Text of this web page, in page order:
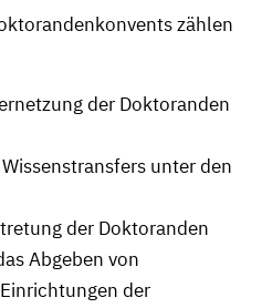
zählen
der Doktoranden
unter den
der Doktoranden
Abgeben von
der